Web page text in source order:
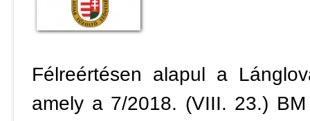
Félreértésen alapul a
amely a 7/2018. (VIII. 23.)